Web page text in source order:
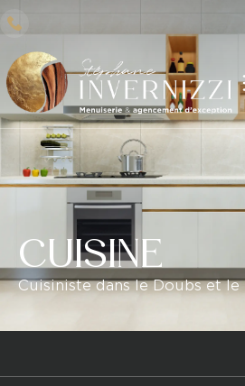
CUISINE
Cuisiniste dans le Doubs et